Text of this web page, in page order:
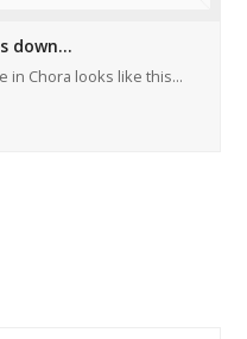
down…
in Chora looks like this...